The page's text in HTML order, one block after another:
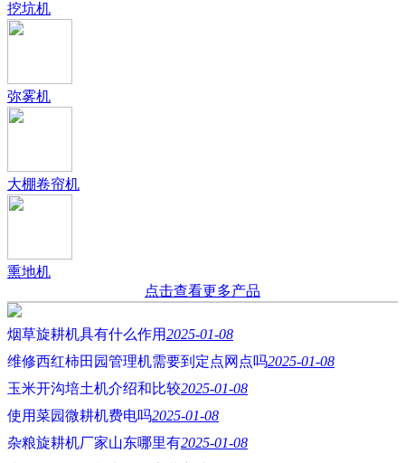
挖坑机
弥雾机
大棚卷帘机
熏地机
点击查看更多产品
烟草旋耕机具有什么作用2025-01-08
维修西红柿田园管理机需要到定点网点吗2025-01-08
玉米开沟培土机介绍和比较2025-01-08
使用菜园微耕机费电吗2025-01-08
杂粮旋耕机厂家山东哪里有2025-01-08